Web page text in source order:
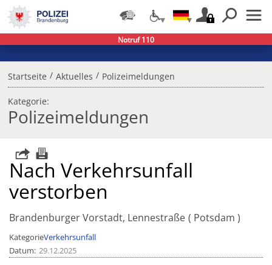
Startseite / Aktuelles / Polizeimeldungen
Kategorie:
Polizeimeldungen
Nach Verkehrsunfall
verstorben
Brandenburger Vorstadt, Lennestraße Potsdam
KategorieVerkehrsunfall
Datum 29.12.2025
Notruf 110